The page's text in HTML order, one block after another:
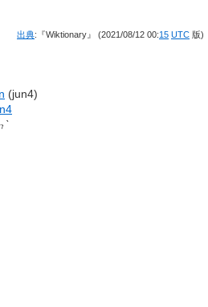
出典:『Wiktionary』 (2021/08/12 00:15 UTC 版)
(jun4)
n4
ˋ